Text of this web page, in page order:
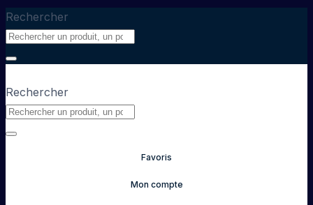
Rechercher
Rechercher
Favoris
Mon compte